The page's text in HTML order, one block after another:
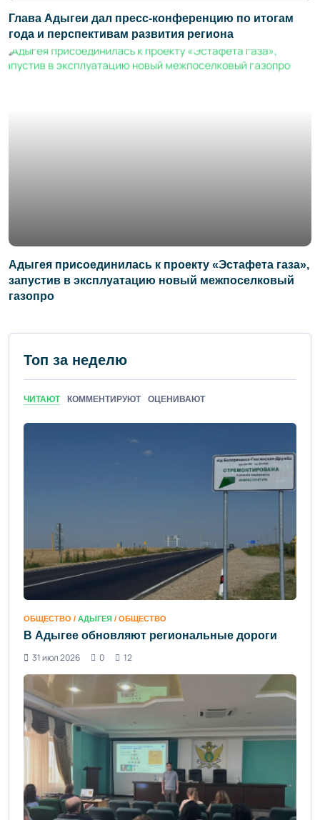
Глава Адыгеи дал пресс-конференцию по итогам
года и перспективам развития региона
Адыгея присоединилась к проекту «Эстафета газа»,
запустив в эксплуатацию новый межпоселковый
газопро
Топ за неделю
ЧИТАЮТ КОММЕНТИРУЮТ ОЦЕНИВАЮТ
ОБЩЕСТВО / АДЫГЕЯ / ОБЩЕСТВО
В Адыгее обновляют региональные дороги
31 июл 2026
0 12